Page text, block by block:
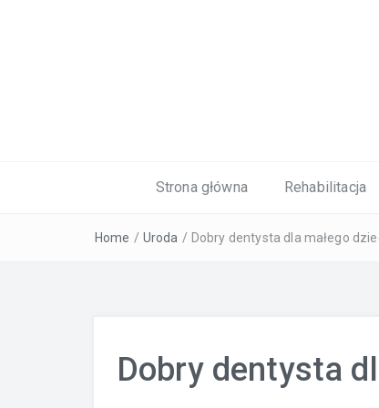
Strona główna Rehabilitacja
Home / Uroda / Dobry dentysta dla małego
Dobry dentysta